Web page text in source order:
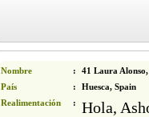
Nombre :
41 Laura
País
:
Huesca, Spain
Realimentación
:
Hola,